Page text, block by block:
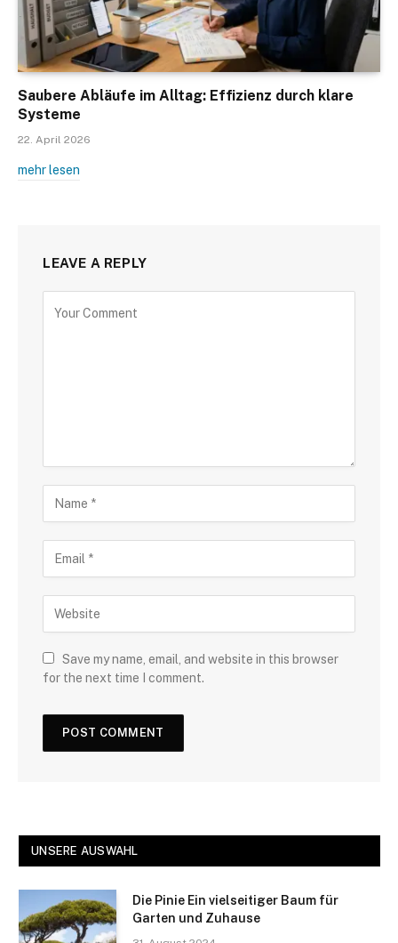
Saubere Abläufe im Alltag: Effizienz durch klare
Systeme
22. April 2026
mehr lesen
LEAVE A REPLY
Save my name, email, and website in this browser
for the next time I comment.
UNSERE AUSWAHL
Die Pinie Ein vielseitiger Baum für
Garten und Zuhause